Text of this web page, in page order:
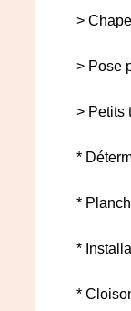
>
> Pose
> Petits
*
*
*
*